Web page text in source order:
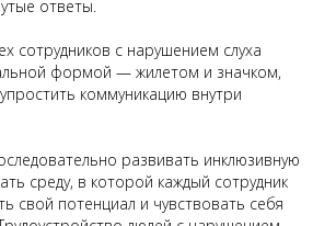
ответы.
сотрудников с нарушением слуха
формой — жилетом и значком,
коммуникацию внутри
развивать инклюзивную
среду, в которой каждый сотрудник
свой потенциал и чувствовать себя